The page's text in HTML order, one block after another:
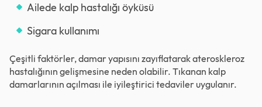
Ailede kalp hastalığı öyküsü
Sigara kullanımı
Çeşitli faktörler, damar yapısını zayıflatarak ateroskleroz
hastalığının gelişmesine neden olabilir. Tıkanan kalp
damarlarının açılması ile iyileştirici tedaviler uygulanır.